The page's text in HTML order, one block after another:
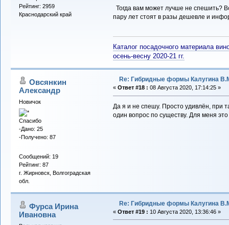
Рейтинг: 2959
Краснодарский край
Тогда вам может лучше не спешить?
пару лет стоят в разы дешевле и
Каталог посадочного материала
осень-весну 2020-21 гг.
Овсянкин
Александр
Новичок
Спасибо
-Дано: 25
-Получено: 87
Сообщений: 19
Рейтинг: 87
г. Жирновск, Волгоградская
обл.
Re: Гибридные формы Калугина
« Ответ #18 : 08 Августа 2020, 17:14:25 »
Да я и не спешу. Просто удивлён, при
один вопрос по существу. Для меня это
Фурса Ирина
Ивановна
Re: Гибридные формы Калугина
« Ответ #19 : 10 Августа 2020, 13:36:46 »